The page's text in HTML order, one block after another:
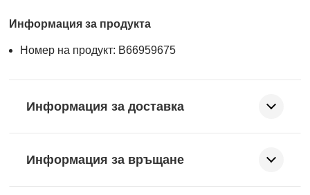
Информация за продукта
Номер на продукт: B66959675
Информация за доставка
Информация за връщане